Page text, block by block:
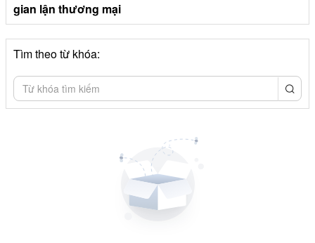
congthuong.vn
Spider
congthuong.vn
gian lận thương mại
Tìm theo từ khóa: